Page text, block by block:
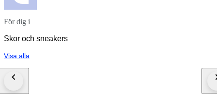
För dig i
Skor och sneakers
Visa alla